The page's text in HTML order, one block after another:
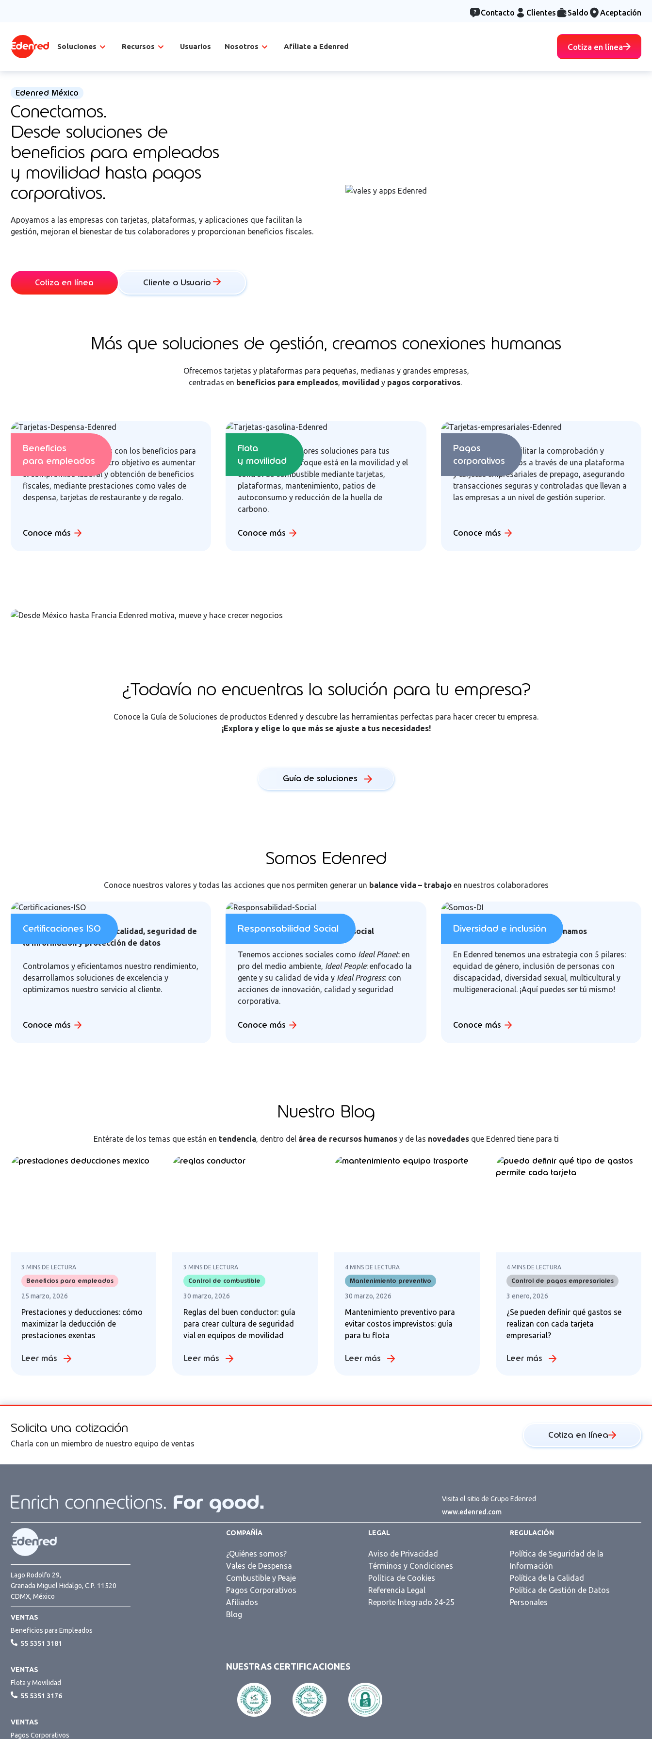
Contacto Clientes Saldo Aceptación
Soluciones Recursos Usuarios Nosotros Afíliate a Edenred Cotiza en línea
Edenred México
Conectamos.
Desde soluciones de
beneficios para empleados
y movilidad hasta pagos
corporativos.
Apoyamos a las empresas con tarjetas, plataformas, y aplicaciones que facilitan la
gestión, mejoran el bienestar de tus colaboradores y proporcionan beneficios fiscales.
Cotiza en línea Cliente o Usuario
Más que soluciones de gestión, creamos conexiones humanas
Ofrecemos tarjetas y plataformas para pequeñas, medianas y grandes empresas,
centradas en beneficios para empleados, movilidad y pagos corporativos.
Beneficios
para empleados
Estamos comprometidos con los beneficios para
tus colaboradores. Nuestro objetivo es aumentar
el compromiso laboral y obtención de beneficios
fiscales, mediante prestaciones como vales de
despensa, tarjetas de restaurante y de regalo.
Conoce más
Flota
y movilidad
Ofrecemos las mejores soluciones para tus
flotas. Nuestro enfoque está en la movilidad y el
control de combustible mediante tarjetas,
plataformas, mantenimiento, patios de
autoconsumo y reducción de la huella de
carbono.
Conoce más
Pagos
corporativos
Te ayudamos a facilitar la comprobación y
deducción de gastos a través de una plataforma
y tarjetas empresariales de prepago, asegurando
transacciones seguras y controladas que llevan a
las empresas a un nivel de gestión superior.
Conoce más
¿Todavía no encuentras la solución para tu empresa?
Conoce la Guía de Soluciones de productos Edenred y descubre las herramientas perfectas para hacer crecer tu empresa.
¡Explora y elige lo que más se ajuste a tus necesidades!
Guía de soluciones
Somos Edenred
Conoce nuestros valores y todas las acciones que nos permiten generar un balance vida – trabajoen nuestros colaboradores
Certificaciones ISO
Principios de gestión de calidad, seguridad de
la información y protección de datos
Controlamos y eficientamos nuestro rendimiento,
desarrollamos soluciones de excelencia y
optimizamos nuestro servicio al cliente.
Conoce más
Responsabilidad Social
Iniciativas de responsabilidad social
Tenemos acciones sociales como Ideal Planet: en
pro del medio ambiente, Ideal People: enfocado la
gente y su calidad de vida y Ideal Progress: con
acciones de innovación, calidad y seguridad
corporativa.
Conoce más
Diversidad e inclusión
Somos Inclusivos, no discriminamos
En Edenred tenemos una estrategia con 5 pilares:
equidad de género, inclusión de personas con
discapacidad, diversidad sexual, multicultural y
multigeneracional. ¡Aquí puedes ser tú mismo!
Conoce más
Nuestro Blog
Entérate de los temas que están en tendencia, dentro del área de recursos humanosy de las novedadesque Edenred tiene para ti
3 MINS DE LECTURA
Beneficios para empleados
25 marzo, 2026
Prestaciones y deducciones: cómo
maximizar la deducción de
prestaciones exentas
Leer más
3 MINS DE LECTURA
Control de combustible
30 marzo, 2026
Reglas del buen conductor: guía
para crear cultura de seguridad
vial en equipos de movilidad
Leer más
4 MINS DE LECTURA
Mantenimiento preventivo
30 marzo, 2026
Mantenimiento preventivo para
evitar costos imprevistos: guía
para tu flota
Leer más
4 MINS DE LECTURA
Control de pagos empresariales
3 enero, 2026
¿Se pueden definir qué gastos se
realizan con cada tarjeta
empresarial?
Leer más
Solicita una cotización
Charla con un miembro de nuestro equipo de ventas
Cotiza en línea
Visita el sitio de Grupo Edenred
www.edenred.com
Lago Rodolfo 29,
Granada Miguel Hidalgo, C.P. 11520
CDMX, México
VENTAS
Beneficios para Empleados
55 5351 3181
VENTAS
Flota y Movilidad
55 5351 3176
VENTAS
Pagos Corporativos
COMPAÑÍA
¿Quiénes somos?
Vales de Despensa
Combustible y Peaje
Pagos Corporativos
Afiliados
Blog
LEGAL
Aviso de Privacidad
Términos y Condiciones
Política de Cookies
Referencia Legal
Reporte Integrado 24-25
REGULACIÓN
Política de Seguridad de la
Información
Política de la Calidad
Política de Gestión de Datos
Personales
NUESTRAS CERTIFICACIONES